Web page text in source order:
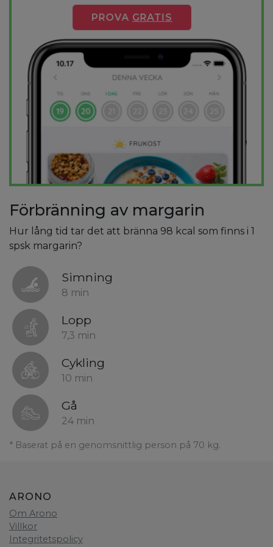
PROVA GRATIS
Förbränning av margarin
Hur lång tid tar det att bränna 98 kcal som finns i 1
spsk margarin?
Simning
8 min
Lopp
7,3 min
Cykling
10 min
Gå
24 min
* Baserat på en genomsnittlig person på 70 kg.
ARONO
Om Arono
Villkor
Integritetspolicy